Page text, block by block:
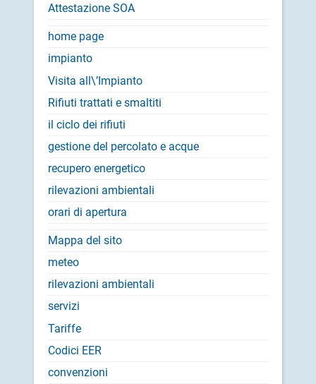
Attestazione SOA
home page
impianto
Visita all\’Impianto
Rifiuti trattati e smaltiti
il ciclo dei rifiuti
gestione del percolato e acque
recupero energetico
rilevazioni ambientali
orari di apertura
Mappa del sito
meteo
rilevazioni ambientali
servizi
Tariffe
Codici EER
convenzioni